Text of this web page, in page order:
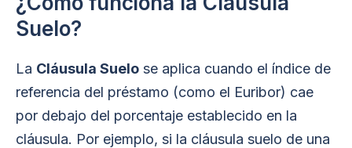
Suelo?
La Cláusula Suelo se aplica cuando el índice de
referencia del préstamo (como el Euribor) cae
por debajo del porcentaje establecido en la
cláusula. Por ejemplo, si la cláusula suelo de una